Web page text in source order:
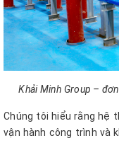
Khải Minh Group –
Chúng tôi hiểu rằng hệ
vận hành công trình và